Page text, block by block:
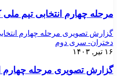
مرحله چهارم انتخابی تیم ملی
گزارش تصویری مرحله چهارم
دختران- سری دوم
۱۶ تیر, ۱۴۰۳
گزارش تصویری مرحله چهارم